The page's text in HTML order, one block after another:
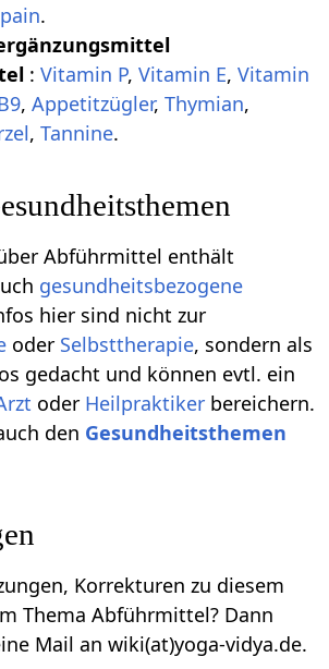
.
: Vitamin P, Vitamin E, Vitamin
, Appetitzügler, Thymian,
, Tannine.
Abführmittel enthält
gesundheitsbezogene
hier sind nicht zur
oder Selbsttherapie, sondern als
gedacht und können evtl. ein
oder Heilpraktiker bereichern.
den Gesundheitsthemen
Korrekturen zu diesem
Thema Abführmittel? Dann
Mail an wiki(at)yoga-vidya.de.